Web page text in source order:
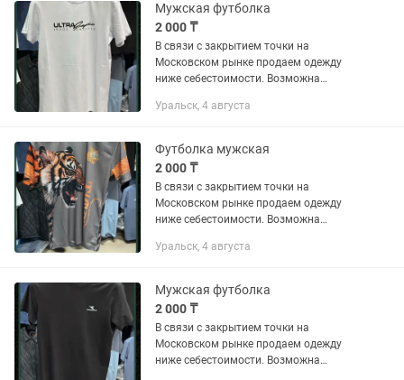
Мужская футболка
2 000 ₸
В связи с закрытием точки на
Московском рынке продаем одежду
ниже себестоимости. Возможна
Уральск, 4 августа
Футболка мужская
2 000 ₸
В связи с закрытием точки на
Московском рынке продаем одежду
ниже себестоимости. Возможна
Уральск, 4 августа
Мужская футболка
2 000 ₸
В связи с закрытием точки на
Московском рынке продаем одежду
ниже себестоимости. Возможна